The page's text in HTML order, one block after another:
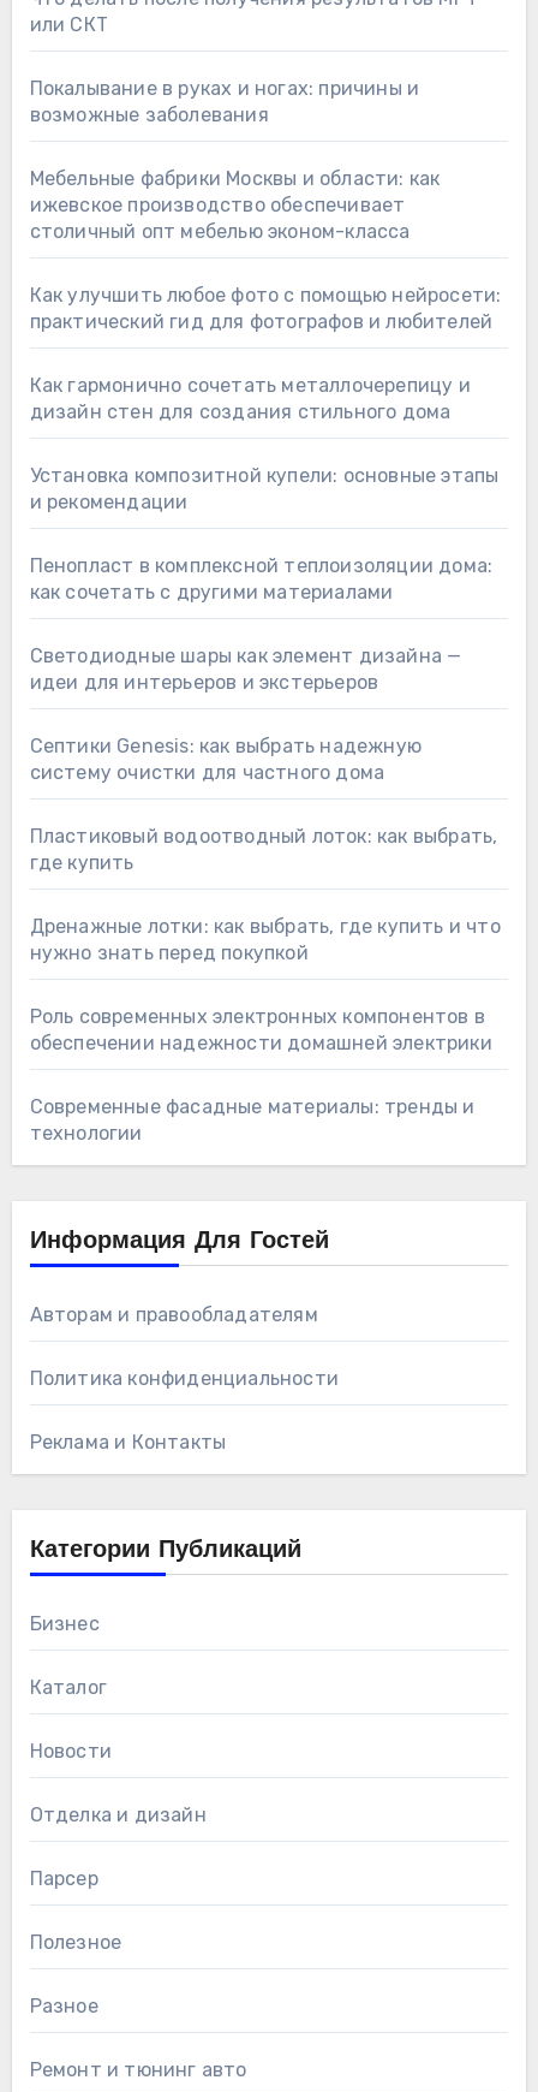
или СКТ
Покалывание в руках и ногах: причины и
возможные заболевания
Мебельные фабрики Москвы и области: как
ижевское производство обеспечивает
столичный опт мебелью эконом-класса
Как улучшить любое фото с помощью нейросети:
практический гид для фотографов и любителей
Как гармонично сочетать металлочерепицу и
дизайн стен для создания стильного дома
Установка композитной купели: основные этапы
и рекомендации
Пенопласт в комплексной теплоизоляции дома:
как сочетать с другими материалами
Светодиодные шары как элемент дизайна —
идеи для интерьеров и экстерьеров
Септики Genesis: как выбрать надежную
систему очистки для частного дома
Пластиковый водоотводный лоток: как выбрать,
где купить
Дренажные лотки: как выбрать, где купить и что
нужно знать перед покупкой
Роль современных электронных компонентов в
обеспечении надежности домашней электрики
Современные фасадные материалы: тренды и
технологии
Информация Для Гостей
Авторам и правообладателям
Политика конфиденциальности
Реклама и Контакты
Категории Публикаций
Бизнес
Каталог
Новости
Отделка и дизайн
Парсер
Полезное
Разное
Ремонт и тюнинг авто